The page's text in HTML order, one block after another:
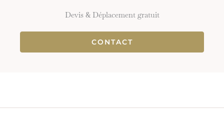
Devis & Déplacement gratuit
CONTACT